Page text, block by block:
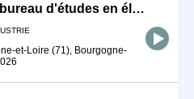
Technicien - ingénieur bureau d'études en électricité industrielle (H/F)
et-Loire (71), Bourgogne-